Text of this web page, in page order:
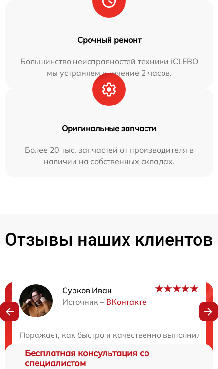
Срочный ремонт
Большинство неисправностей техники iCLEBO
мы устраняем в течение 2 часов.
Оригинальные запчасти
Более 20 тыс. запчастей от производителя в
наличии на собственных складах.
Отзывы наших клиентов
Сурков Иван
Источник – ВКонтакте
Поражает, как быстро и качественно выполнили
Нужна консультация?
Бесплатная консультация со
специалистом